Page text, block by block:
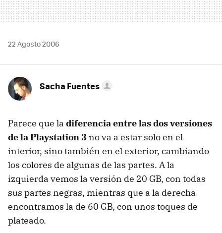
22 Agosto 2006
Sacha Fuentes
Parece que la diferencia entre las dos versiones
de la Playstation 3 no va a estar solo en el
interior, sino también en el exterior, cambiando
los colores de algunas de las partes. A la
izquierda vemos la versión de 20 GB, con todas
sus partes negras, mientras que a la derecha
encontramos la de 60 GB, con unos toques de
plateado.